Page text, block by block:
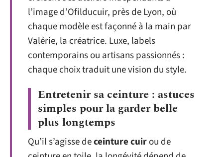
l’image d’Ofilducuir, près de Lyon, où
chaque modèle est façonné à la main par
Valérie, la créatrice. Luxe, labels
contemporains ou artisans passionnés :
chaque choix traduit une vision du style.
Entretenir sa ceinture : astuces
simples pour la garder belle
plus longtemps
Qu’il s’agisse deceinture cuirou de